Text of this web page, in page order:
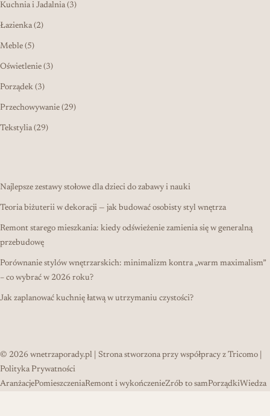
Kuchnia i Jadalnia 33 produkty
Łazienka 22 produkty
Meble 55 produktów
Oświetlenie 33 produkty
Porządek 33 produkty
Przechowywanie 2929 produktów
Tekstylia 2929 produktów
Najlepsze zestawy stołowe dla dzieci do zabawy i nauki
Teoria biżuterii w dekoracji — jak budować osobisty styl wnętrza
Remont starego mieszkania: kiedy odświeżenie zamienia się w generalną
przebudowę
Porównanie stylów wnętrzarskich: minimalizm kontra „warm maximalism”
– co wybrać w 2026 roku?
Jak zaplanować kuchnię łatwą w utrzymaniu czystości?
© 2026 wnetrzaporady.pl | Strona stworzona przy współpracy z Tricomo
Polityka Prywatności
AranżacjePomieszczeniaRemont i wykończenieZrób to samPorządkiWiedza